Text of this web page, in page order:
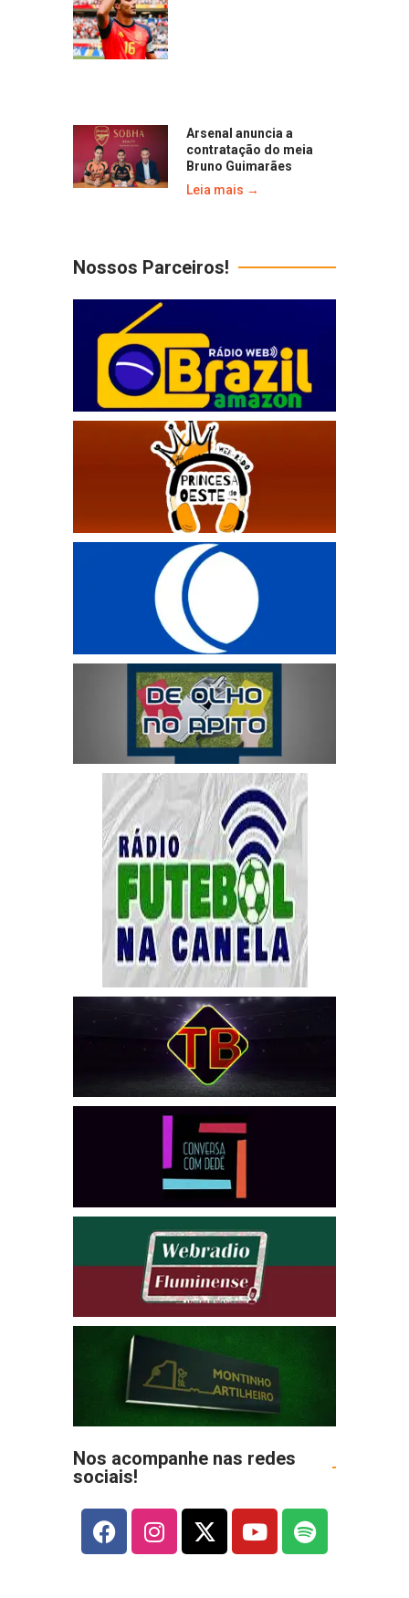
Arsenal anuncia a
contratação do meia
Bruno Guimarães
Leia mais →
Nossos Parceiros!
Nos acompanhe nas redes
sociais!